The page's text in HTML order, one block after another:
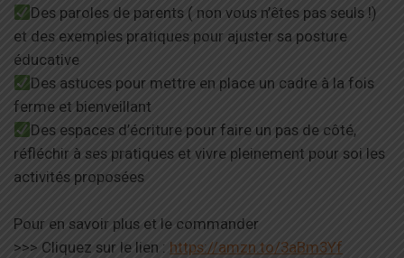
Des paroles de parents ( non vous n’êtes pas seuls !)
et des exemples pratiques pour ajuster sa posture
éducative
Des astuces pour mettre en place un cadre à la fois
ferme et bienveillant
Des espaces d’écriture pour faire un pas de côté,
réfléchir à ses pratiques et vivre pleinement pour soi les
activités proposées
Pour en savoir plus et le commander
>>> Cliquez sur le lien : https://amzn.to/3aBm3Yf